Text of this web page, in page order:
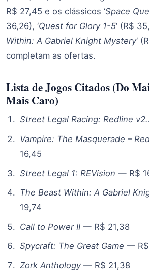
R$ 27,45 e os clássicos ‘Space
36,26), ‘Quest for Glory 1-5‘ (R$
Within: A Gabriel Knight Mystery‘
completam as ofertas.
Lista de Jogos Citados (Do
Mais Caro)
Street Legal Racing: Redline
Vampire: The Masquerade –
16,45
Street Legal 1: REVision — R$
The Beast Within: A Gabriel
19,74
Call to Power II— R$ 21,38
Spycraft: The Great Game — R$
Zork Anthology— R$ 21,38